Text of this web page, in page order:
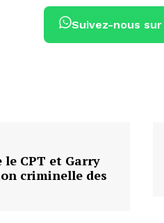
Suivez-nous
CPT et Garry
criminelle des